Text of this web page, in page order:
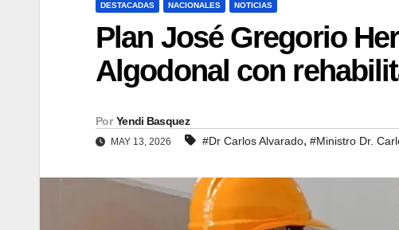
DESTACADAS NACIONALES NOTICIAS
Plan José Gregorio
Algodonal con
Por Yendi Basquez
MAY 13, 2026 #Dr Carlos Alvarado, #Ministro Dr.